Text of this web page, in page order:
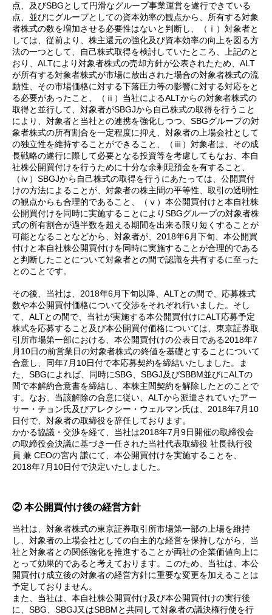
点、及びSBGとして円滑なグループ事業運営を遂行できている
点、並びにグループとしての資本効率の観点から、所有する対象
者株式の数を増加させる必要性はないと判断し、（ⅰ）対象者と
しては、従前より、株主還元の強化及び資本効率の向上を図る方
法の一つとして、自己株式取得を検討していたところ、上記のと
おり、ALTにより対象者株式の売却方針が公表されたため、ALT
が所有する対象者株式が市場に放出された場合の対象者株式の流
動性、その市場価格に対する下落圧力等の影響に対する対応をと
る必要があったこと、（ⅱ）当社によるALTからの対象者株式の
取得と並行して、対象者がSBGJから自己株式の取得を行うこと
により、対象者と当社との連携を強化しつつ、SBGグループの対
象者株式の所有割合を一定程度に抑え、対象者の上場会社として
の独立性を維持することができること、（ⅲ）対象者は、その成
長戦略の遂行に際して必要となる投資等を考慮してもなお、本自
社株公開買付けを行うために十分な余剰現預金を有すること、
（ⅳ）SBGJから自己株式の取得を行うにあたっては、公開買付
けの方法によることが、対象者の株主間の平等性、取引の透明性
の観点からも合理的であること、（ⅴ）本公開買付けと本自社株
公開買付けを同時に実施することによりSBGグループの対象者株
式の所有割合が過半数を超える期間を出来る限り短くすることが
可能となることなどから、対象者が、2018年6月下旬、本公開買
付けと本自社株公開買付けを同時に実施することが合理的である
と判断したことについて対象者との間で認識を共有するに至った
とのことです。
その後、当社は、2018年6月下旬以降、ALTとの間で、応募株式
数や本公開買付価格について交渉をそれぞれ行いました。そし
て、ALTとの間で、当社が実施する本公開買付けにALT応募予定
株式を応募すること及び本公開買付価格については、東京証券取
引所市場第一部における、本公開買付けの公表日である2018年7
月10日の前営業日の対象者株式の終値を基礎とすることについて
合意し、同年7月10日付で本応募契約を締結いたしました。ま
た、SBGによれば、同時にSBG、SBGJ及びSBBM並びにALTの
間で本解約合意書を締結し、本株主間契約を解除したとのことで
す。なお、当該解除の合意に従い、ALTから派遣されていたアー
サー・チョン氏及びアレクシー・ウェルマン氏は、2018年7月10
日付で、対象者の取締役を辞任しております。
かかる協議・交渉を経て、当社は2018年7月9日開催の取締役会
の取締役会決議に基づき一任された当社代表取締役 社長執行役
員 兼 CEOの宮内 謙にて、本公開買付けを実施することを、
2018年7月10日付で決定いたしました。
② 本公開買付け後の経営方針
当社は、対象者株式の東京証券取引所市場第一部の上場を維持
し、対象者の上場会社としての自主的な経営を保持しながら、当
社と対象者との関係強化を推進することが両社の企業価値向上に
とって効果的であると考えております。このため、当社は、本公
開買付け成立後の対象者の経営方針に重要な変更を加えることは
予定しておりません。
また、当社は、本自社株公開買付け及び本公開買付けの実行後
に、SBG、SBGJ又はSBBMと共同して対象者の議決権行使を行